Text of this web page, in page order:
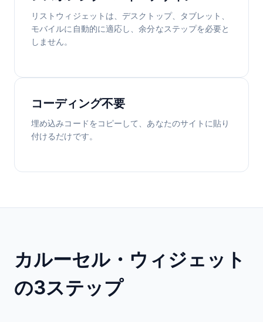
リストウィジェットは、デスクトップ、タブレット、
モバイルに自動的に適応し、余分なステップを必要と
しません。
コーディング不要
埋め込みコードをコピーして、あなたのサイトに貼り
付けるだけです。
カルーセル・ウィジェット
の3ステップ